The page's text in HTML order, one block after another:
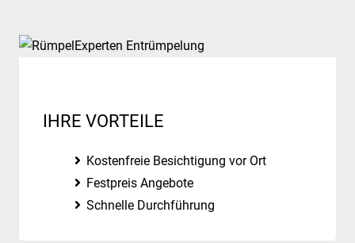
IHRE VORTEILE
Kostenfreie Besichtigung vor Ort
Festpreis Angebote
Schnelle Durchführung